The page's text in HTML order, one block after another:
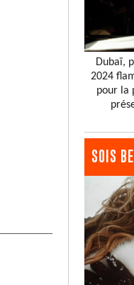
Dubaï,
2024
pour la
SOIS